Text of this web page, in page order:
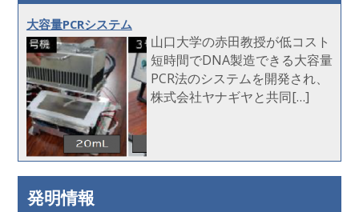
大容量PCRシステム
山口大学の赤田教授が低コスト
短時間でDNA製造できる大容量
PCR法のシステムを開発され、
株式会社ヤナギヤと共同[…]
発明情報